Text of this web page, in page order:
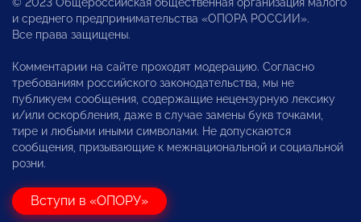
и среднего предпринимательства «ОПОРА РОССИИ».
Все права защищены.
Комментарии на сайте проходят модерацию. Согласно
требованиям российского законодательства, мы не
публикуем сообщения, содержащие нецензурную лексику
и/или оскорбления, даже в случае замены букв точками,
тире и любыми иными символами. Не допускаются
сообщения, призывающие к межнациональной и социальной
розни.
Вступи в «ОПОРУ»